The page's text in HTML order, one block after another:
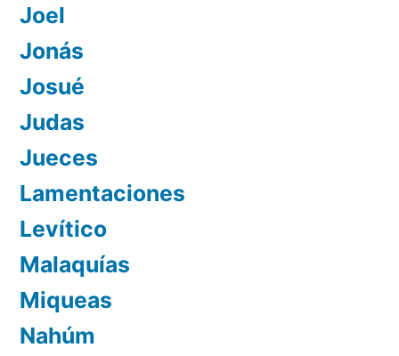
Joel
Jonás
Josué
Judas
Jueces
Lamentaciones
Levítico
Malaquías
Miqueas
Nahúm